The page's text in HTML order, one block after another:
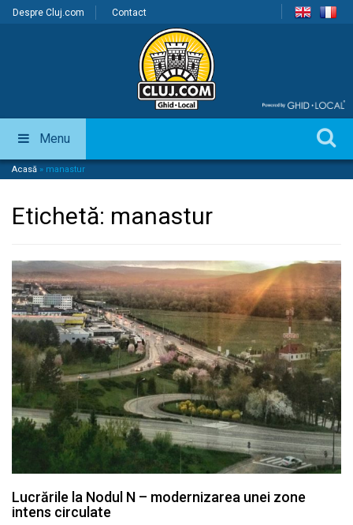
Despre Cluj.com Contact
Menu
Acasă » manastur
Etichetă: manastur
Lucrările la Nodul N – modernizarea unei zone
intens circulate